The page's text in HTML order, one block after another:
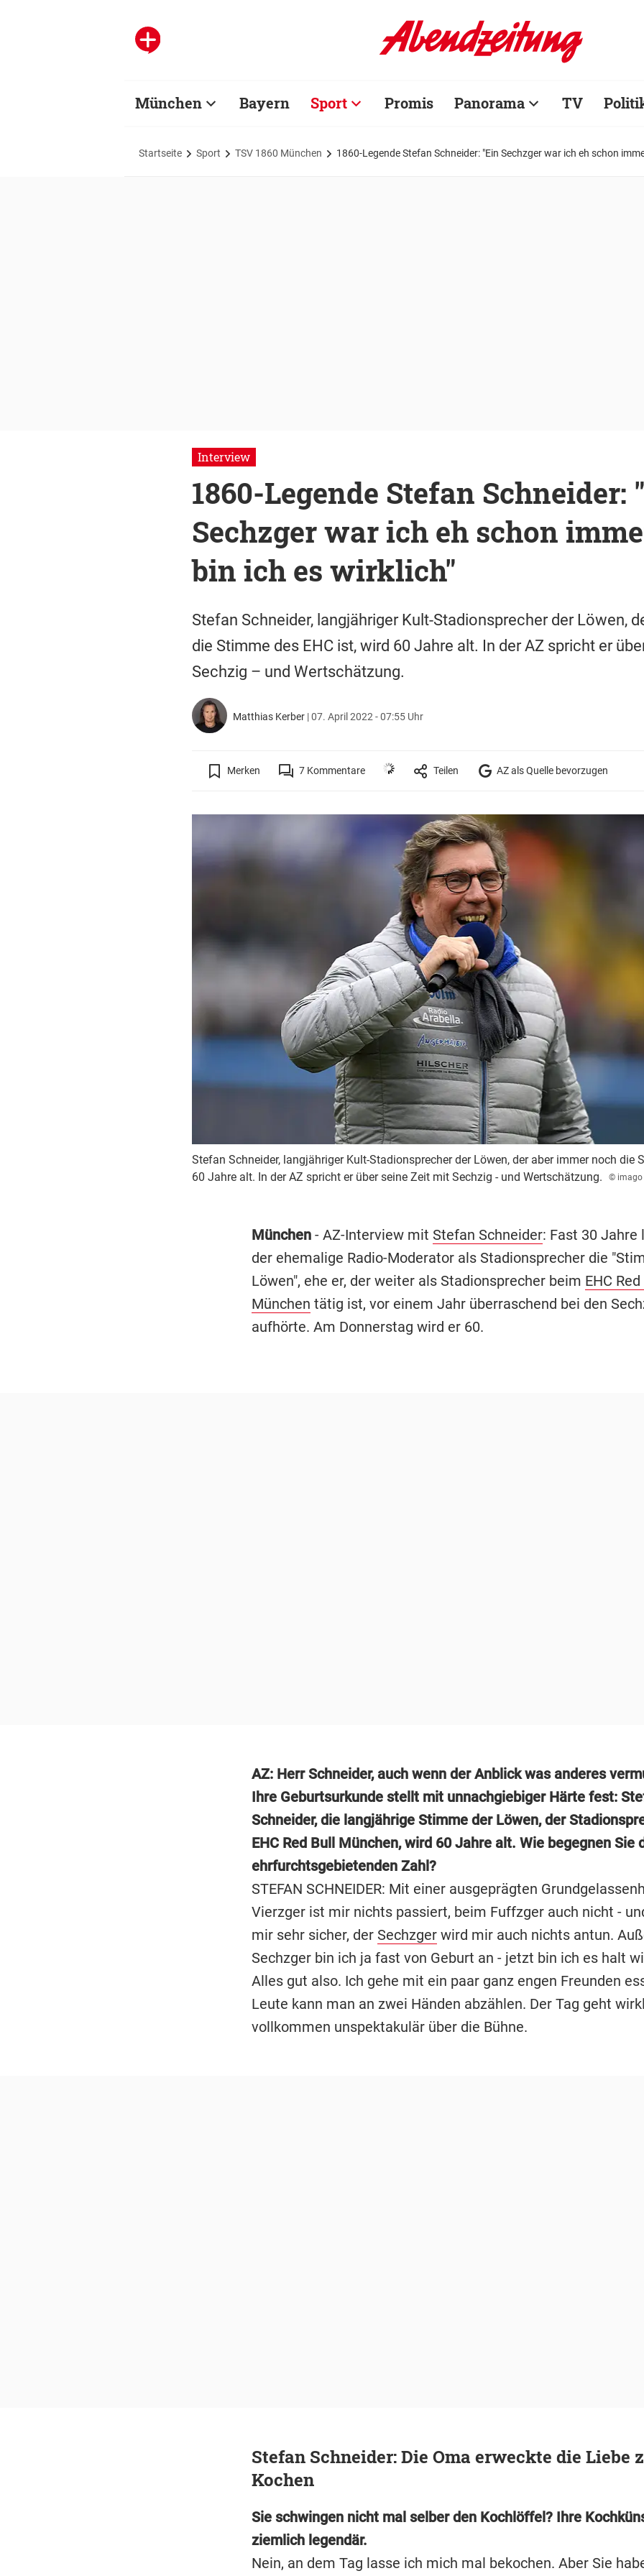
München Bayern Sport Promis Panorama TV
Startseite Sport TSV 1860 München 1860-Legende Stefan Schneider: "Ein Sechzger war ich eh schon
Interview
1860-Legende Stefan Schneider:
Sechzger war ich eh schon
bin ich es wirklich"
Stefan Schneider, langjähriger Kult-Stadionsprecher der Löwen,
die Stimme des EHC ist, wird 60 Jahre alt. In der AZ spricht er
Sechzig – und Wertschätzung.
Matthias Kerber |07. April 2022 - 07:55 Uhr
Merken 7Kommentare Teilen AZ als Quelle bevorzugen
Stefan Schneider, langjähriger Kult-Stadionsprecher der Löwen, der aber immer noch die
60 Jahre alt. In der AZ spricht er über seine Zeit mit Sechzig - und Wertschätzung.
© imago
München - AZ-Interview mit Stefan Schneider: Fast 30 Jahre
der ehemalige Radio-Moderator als Stadionsprecher die
Löwen", ehe er, der weiter als Stadionsprecher beim EHC
München tätig ist, vor einem Jahr überraschend bei den
aufhörte. Am Donnerstag wird er 60.
AZ: Herr Schneider, auch wenn der Anblick was anderes
Ihre Geburtsurkunde stellt mit unnachgiebiger Härte fest:
Schneider, die langjährige Stimme der Löwen, der
EHC Red Bull München, wird 60 Jahre alt. Wie begegnen Sie
ehrfurchtsgebietenden Zahl?
STEFAN SCHNEIDER: Mit einer ausgeprägten
Vierzger ist mir nichts passiert, beim Fuffzger auch nicht -
mir sehr sicher, der Sechzgerwird mir auch nichts antun.
Sechzger bin ich ja fast von Geburt an - jetzt bin ich es halt
Alles gut also. Ich gehe mit ein paar ganz engen Freunden
Leute kann man an zwei Händen abzählen. Der Tag geht
vollkommen unspektakulär über die Bühne.
Stefan Schneider: Die Oma erweckte die Liebe
Kochen
Sie schwingen nicht mal selber den Kochlöffel? Ihre
ziemlich legendär.
Nein, an dem Tag lasse ich mich mal bekochen. Aber Sie